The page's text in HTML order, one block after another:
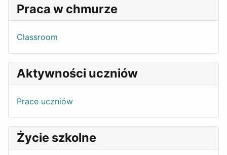
Praca w chmurze
Classroom
Aktywności uczniów
Prace uczniów
Życie szkolne